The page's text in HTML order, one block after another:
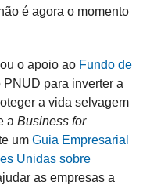
é agora o momento
o apoio ao Fundo de
para inverter a
a vida selvagem
a Business for
um Guia Empresarial
Unidas sobre
as empresas a